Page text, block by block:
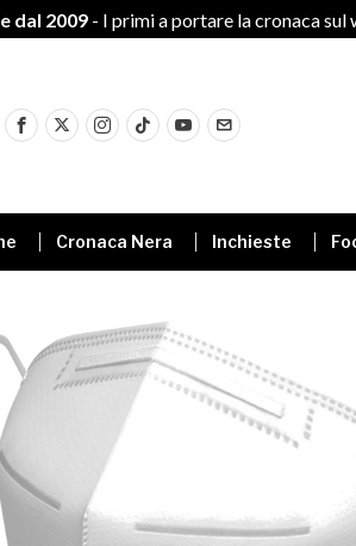
dal 2009 - I primi a portare la cronaca sul
Cronaca Nera Inchieste